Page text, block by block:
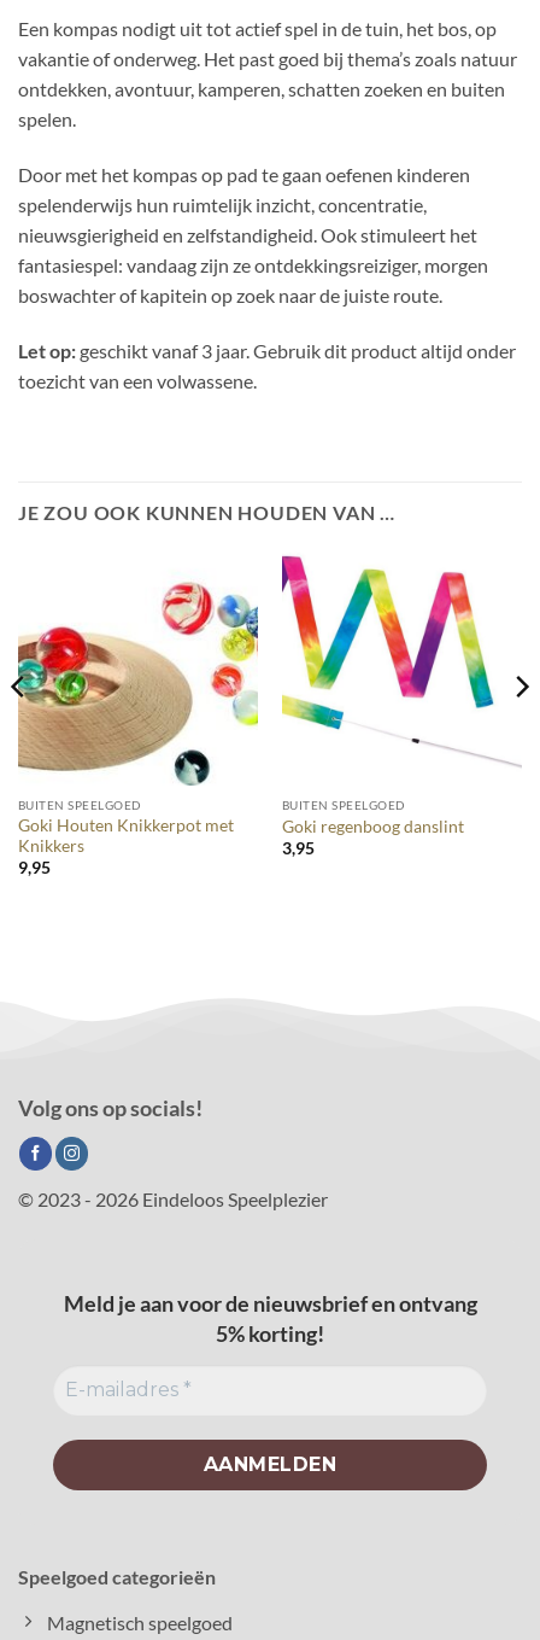
Een kompas nodigt uit tot actief spel in de tuin, het bos, op
vakantie of onderweg. Het past goed bij thema’s zoals natuur
ontdekken, avontuur, kamperen, schatten zoeken en buiten
spelen.
Door met het kompas op pad te gaan oefenen kinderen
spelenderwijs hun ruimtelijk inzicht, concentratie,
nieuwsgierigheid en zelfstandigheid. Ook stimuleert het
fantasiespel: vandaag zijn ze ontdekkingsreiziger, morgen
boswachter of kapitein op zoek naar de juiste route.
Let op:geschikt vanaf 3 jaar. Gebruik dit product altijd onder
toezicht van een volwassene.
JE ZOU OOK KUNNEN HOUDEN VAN …
BUITEN SPEELGOED
Goki Houten Knikkerpot met
Knikkers
9,95
BUITEN SPEELGOED
Goki regenboog danslint
3,95
Volg ons op socials!
© 2023 - 2026 Eindeloos Speelplezier
Meld je aan voor de nieuwsbrief en ontvang
5% korting!
Speelgoed categorieën
Magnetisch speelgoed